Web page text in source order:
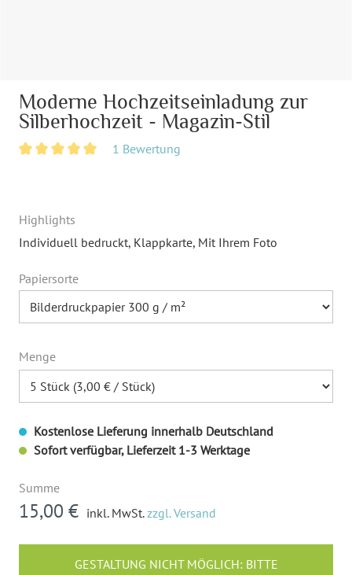
Moderne Hochzeitseinladung zur
Silberhochzeit - Magazin-Stil
1 Bewertung
Highlights
Individuell bedruckt, Klappkarte, Mit Ihrem Foto
Papiersorte
Menge
Kostenlose Lieferung innerhalb Deutschland
Sofort verfügbar, Lieferzeit 1-3 Werktage
Summe
15,00 € inkl. MwSt.zzgl. Versand
GESTALTUNG NICHT MÖGLICH: BITTE